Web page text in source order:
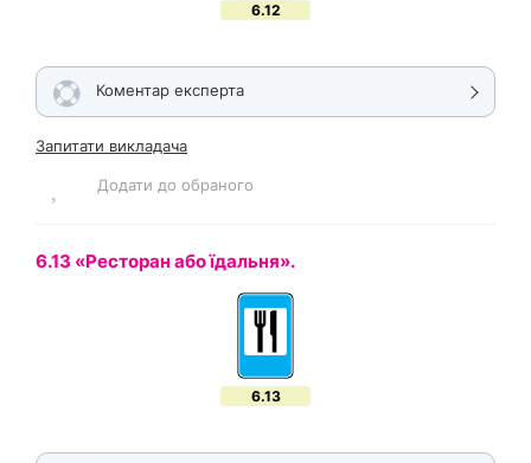
6.12
Коментар експерта
Запитати викладача
Додати до обраного
6.13 «Ресторан або їдальня».
6.13